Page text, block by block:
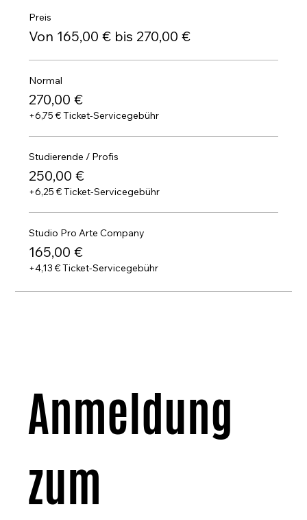
Preis
Von 165,00 € bis 270,00 €
Normal
270,00 €
+6,75 € Ticket-Servicegebühr
Studierende / Profis
250,00 €
+6,25 € Ticket-Servicegebühr
Studio Pro Arte Company
165,00 €
+4,13 € Ticket-Servicegebühr
Anmeldung
zum